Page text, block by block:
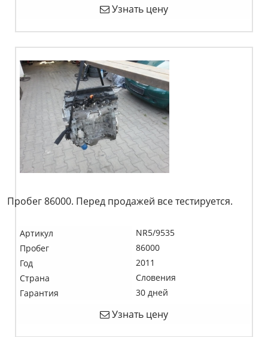
Узнать цену
Пробег 86000. Перед продажей все тестируется.
Артикул
NR5/9535
Пробег
86000
Год
2011
Страна
Словения
Гарантия
30 дней
Узнать цену